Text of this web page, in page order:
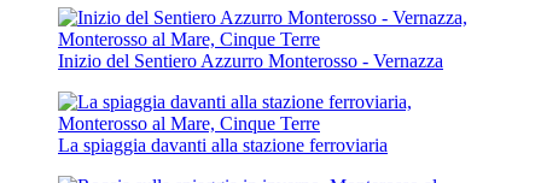
Inizio del Sentiero Azzurro Monterosso - Vernazza
La spiaggia davanti alla stazione ferroviaria